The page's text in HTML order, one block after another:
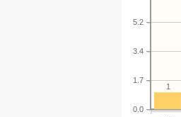
0.0
1.7
3.4
5.2
1